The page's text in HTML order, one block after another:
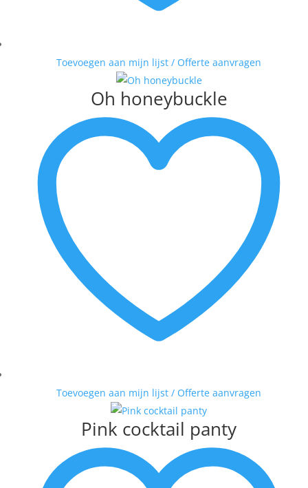
Toevoegen aan mijn lijst / Offerte aanvragen
Oh honeybuckle
Toevoegen aan mijn lijst / Offerte aanvragen
Pink cocktail panty